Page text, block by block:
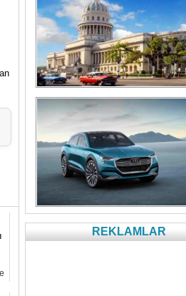
REKLAMLAR